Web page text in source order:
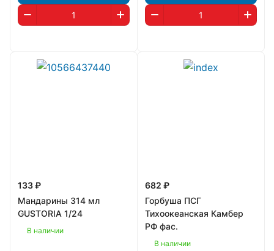
133 ₽
Мандарины 314 мл
GUSTORIA 1/24
В наличии
682 ₽
Горбуша ПСГ
Тихоокеанская Камбер
РФ фас.
В наличии